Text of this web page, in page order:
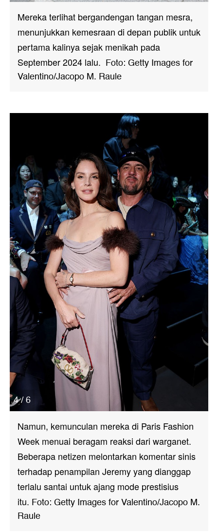
Mereka terlihat bergandengan tangan mesra,
menunjukkan kemesraan di depan publik untuk
pertama kalinya sejak menikah pada
September 2024 lalu. Foto: Getty Images for
Valentino/Jacopo M. Raule
4 / 6
Namun, kemunculan mereka di Paris Fashion
Week menuai beragam reaksi dari warganet.
Beberapa netizen melontarkan komentar sinis
terhadap penampilan Jeremy yang dianggap
terlalu santai untuk ajang mode prestisius
itu. Foto: Getty Images for Valentino/Jacopo M.
Raule